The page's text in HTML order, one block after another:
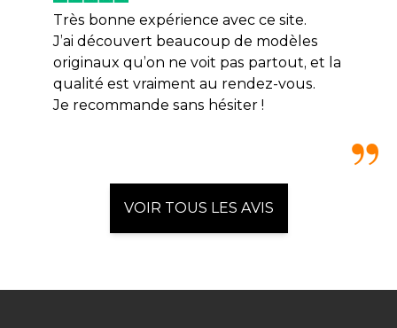
Très bonne expérience avec ce site.
J’ai découvert beaucoup de modèles
originaux qu’on ne voit pas partout, et la
qualité est vraiment au rendez-vous.
Je recommande sans hésiter !
VOIR TOUS LES AVIS